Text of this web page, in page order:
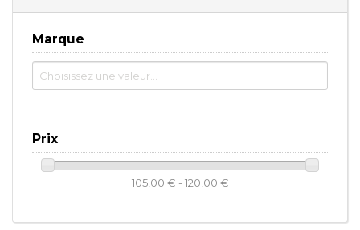
Marque
Prix
105,00 € - 120,00 €